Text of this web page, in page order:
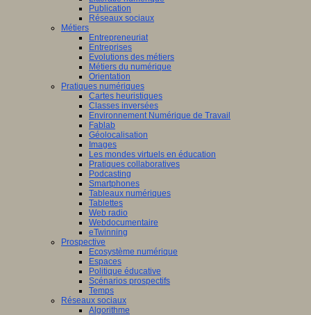
Publication
Réseaux sociaux
Métiers
Entrepreneuriat
Entreprises
Evolutions des métiers
Métiers du numérique
Orientation
Pratiques numériques
Cartes heuristiques
Classes inversées
Environnement Numérique de Travail
Fablab
Géolocalisation
Images
Les mondes virtuels en éducation
Pratiques collaboratives
Podcasting
Smartphones
Tableaux numériques
Tablettes
Web radio
Webdocumentaire
eTwinning
Prospective
Ecosystème numérique
Espaces
Politique éducative
Scénarios prospectifs
Temps
Réseaux sociaux
Algorithme